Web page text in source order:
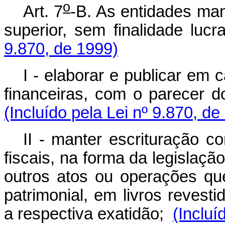
Art. 7o-B. As entidades
superior, sem finalidade
9.870, de 1999)
I - elaborar e publicar em
financeiras, com o parecer
(Incluído pela Lei nº 9.870, de
II - manter escrituração
fiscais, na forma da
outros atos ou operações
patrimonial, em livros
a respectiva exatidão;